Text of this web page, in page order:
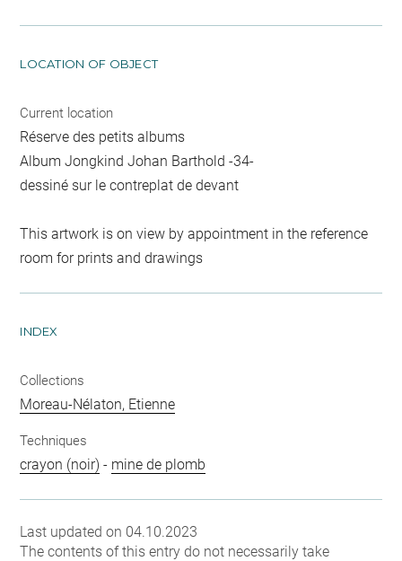
LOCATION OF OBJECT
Current location
Réserve des petits albums
Album Jongkind Johan Barthold -34-
dessiné sur le contreplat de devant
This artwork is on view by appointment in the reference
room for prints and drawings
INDEX
Collections
Moreau-Nélaton, Etienne
Techniques
crayon (noir) - mine de plomb
Last updated on 04.10.2023
The contents of this entry do not necessarily take